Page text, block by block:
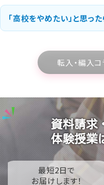
「高校をやめたい」と思った
転入・編入
資料請求
体験授業
最短2日で
お届けします！